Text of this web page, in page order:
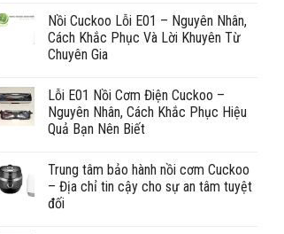
Nồi Cuckoo Lỗi E01 – Nguyên Nhân,
Cách Khắc Phục Và Lời Khuyên Từ
Chuyên Gia
Lỗi E01 Nồi Cơm Điện Cuckoo –
Nguyên Nhân, Cách Khắc Phục Hiệu
Quả Bạn Nên Biết
Trung tâm bảo hành nồi cơm Cuckoo
– Địa chỉ tin cậy cho sự an tâm tuyệt
đối